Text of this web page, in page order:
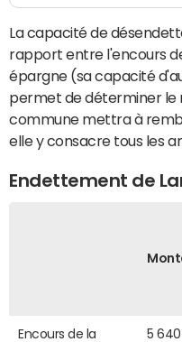
La capacité de
rapport entre l'encours
épargne (sa capacité
permet de déterminer le
commune mettra à
elle y consacre tous les
Endettement de
Encours de la
5